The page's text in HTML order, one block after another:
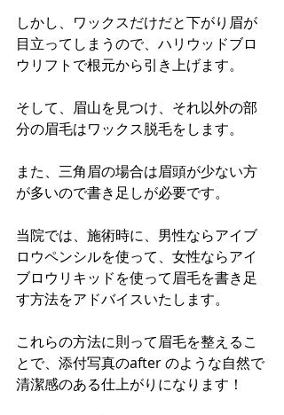
しかし、ワックスだけだと下がり眉が
目立ってしまうので、ハリウッドブロ
ウリフトで根元から引き上げます。
そして、眉山を見つけ、それ以外の部
分の眉毛はワックス脱毛をします。
また、三角眉の場合は眉頭が少ない方
が多いので書き足しが必要です。
当院では、施術時に、男性ならアイブ
ロウペンシルを使って、女性ならアイ
ブロウリキッドを使って眉毛を書き足
す方法をアドバイスいたします。
これらの方法に則って眉毛を整えるこ
とで、添付写真のafter のような自然で
清潔感のある仕上がりになります！